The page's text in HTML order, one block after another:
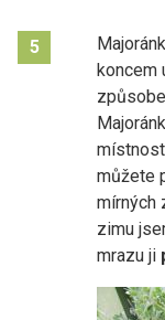
5
koncem
můžete
mírných
zimu
mrazu ji